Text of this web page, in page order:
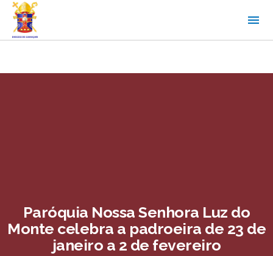
Paróquia Nossa Senhora Luz do
Monte celebra a padroeira de 23 de
janeiro a 2 de fevereiro